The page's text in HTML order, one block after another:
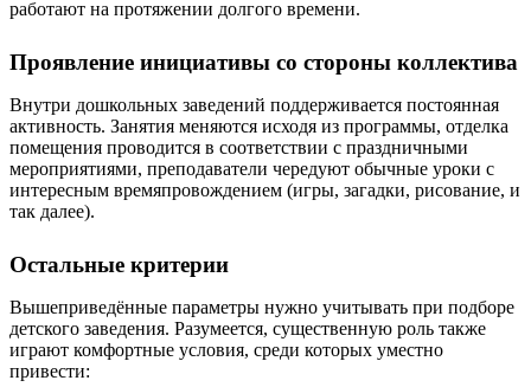
работают на протяжении долгого времени.
Проявление инициативы со стороны коллектива
Внутри дошкольных заведений поддерживается постоянная
активность. Занятия меняются исходя из программы, отделка
помещения проводится в соответствии с праздничными
мероприятиями, преподаватели чередуют обычные уроки с
интересным времяпровождением (игры, загадки, рисование, и
так далее).
Остальные критерии
Вышеприведённые параметры нужно учитывать при подборе
детского заведения. Разумеется, существенную роль также
играют комфортные условия, среди которых уместно
привести: